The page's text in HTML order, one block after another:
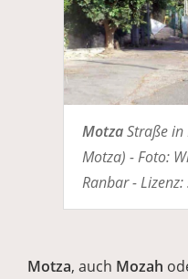
MotzaStraße in
Motza) - Foto:
Ranbar - Lizenz:
Motza, auch Mozah